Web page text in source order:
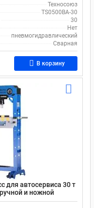
Техносоюз
TS0500BA-30
30
Нет
пневмогидравлический
Сварная
В корзину
для автосервиса 30 т
и ножной